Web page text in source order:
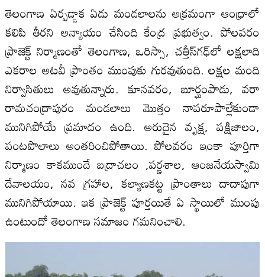
తెలంగాణ ఏర్పడ్డాక ఏడు మండలాలను అక్రమంగా ఆంధ్రాలో
కలిపి తీరని అన్యాయం చేసింది కేంద్ర ప్రభుత్వం. పోలవరం
ప్రాజెక్ట్‌ నిర్మాణంతో తెలంగాణ, ఒరిస్సా, చత్తీస్‌గఢ్‌లో లక్షలాది
ఎకరాల అటవీ ప్రాంతం ముంపుకు గురవుతుంది. లక్షల మంది
నిర్వాసితులు అవుతున్నారు. కూనవరం, బూర్ఘంపాడు, వరా
రామచంద్రాపురం మండలాలు మొత్తం నాపరూపాల్లేకుండా
మునిగిపోయే ప్రమాదం ఉంది. అరుదైన వృక్ష, పక్షిజాలం,
పంటపొలాలు అంతరించిపోతాయి. పోలవరం ఇంకా పూర్తిగా
నిర్మాణం కాకముందే బద్రాచలం ,పర్ణశాల, ఆంజనేయస్వామి
దేవాలయం, నవ గ్రహాల, కల్యాణకట్ట ప్రాంతాలు దాదాపుగా
మునిగిపోయాయి. ఇక ప్రాజెక్ట్‌ పూర్తయితే ఏ స్థాయిలో ముంపు
ఉంటుందో తెలంగాణ సమాజం గమనించాలి.